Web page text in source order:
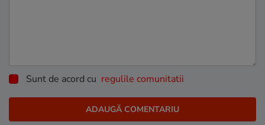
Sunt de acord cu regulile comunitatii